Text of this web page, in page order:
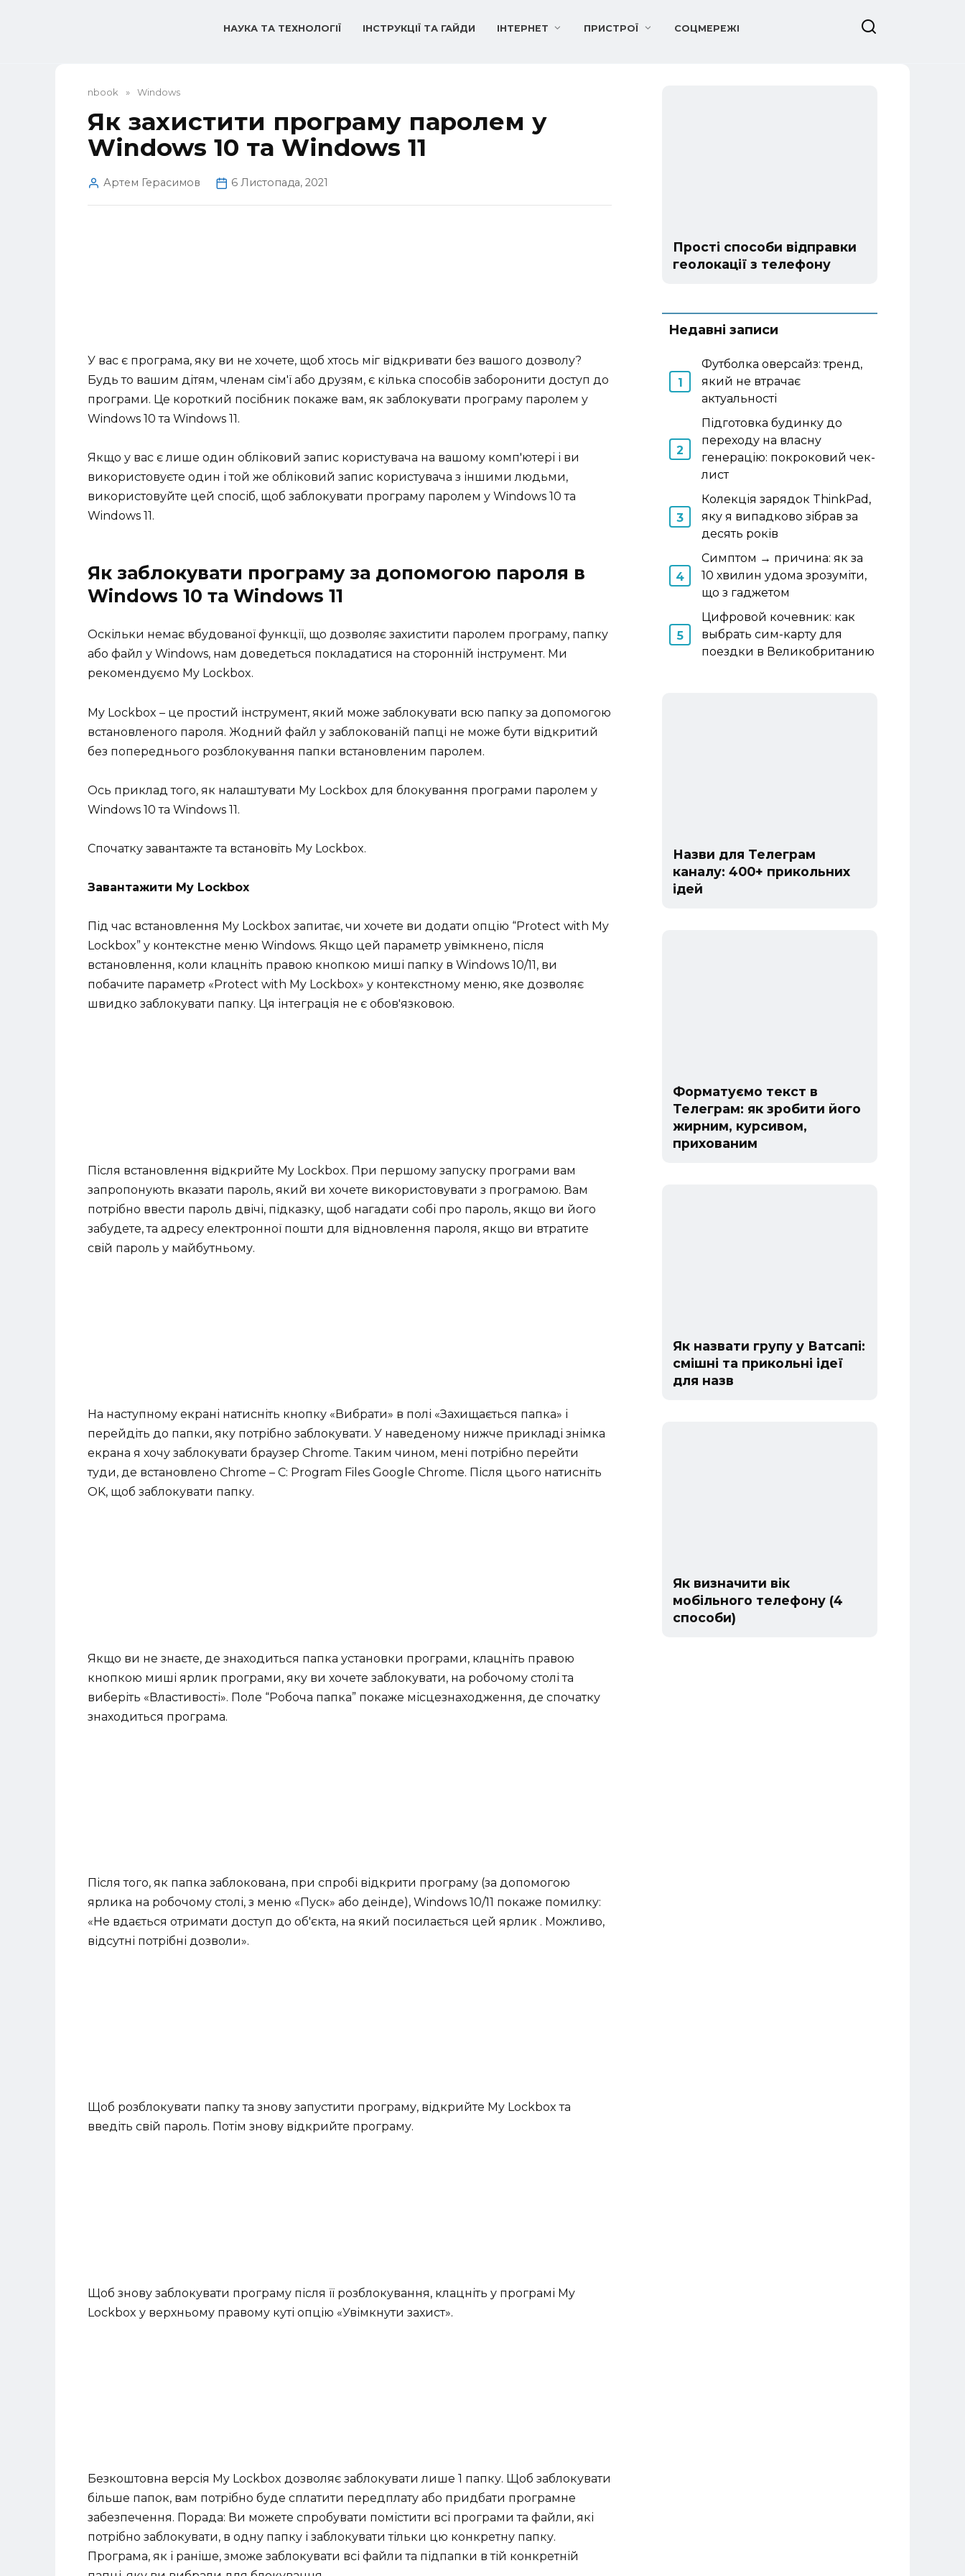
НАУКА ТА ТЕХНОЛОГІЇ ІНСТРУКЦІЇ ТА ГАЙДИ ІНТЕРНЕТ ПРИСТРОЇ СОЦМЕРЕЖІ
nbook » Windows
Як захистити програму паролем у
Windows 10 та Windows 11
Артем Герасимов 6 Листопада, 2021
У вас є програма, яку ви не хочете, щоб хтось міг відкривати без вашого дозволу?
Будь то вашим дітям, членам сім'ї або друзям, є кілька способів заборонити доступ до
програми. Це короткий посібник покаже вам, як заблокувати програму паролем у
Windows 10 та Windows 11.
Якщо у вас є лише один обліковий запис користувача на вашому комп'ютері і ви
використовуєте один і той же обліковий запис користувача з іншими людьми,
використовуйте цей спосіб, щоб заблокувати програму паролем у Windows 10 та
Windows 11.
Як заблокувати програму за допомогою пароля в
Windows 10 та Windows 11
Оскільки немає вбудованої функції, що дозволяє захистити паролем програму, папку
або файл у Windows, нам доведеться покладатися на сторонній інструмент. Ми
рекомендуємо My Lockbox.
My Lockbox – це простий інструмент, який може заблокувати всю папку за допомогою
встановленого пароля. Жодний файл у заблокованій папці не може бути відкритий
без попереднього розблокування папки встановленим паролем.
Ось приклад того, як налаштувати My Lockbox для блокування програми паролем у
Windows 10 та Windows 11.
Спочатку завантажте та встановіть My Lockbox.
Завантажити My Lockbox
Під час встановлення My Lockbox запитає, чи хочете ви додати опцію “Protect with My
Lockbox” у контекстне меню Windows. Якщо цей параметр увімкнено, після
встановлення, коли клацніть правою кнопкою миші папку в Windows 10/11, ви
побачите параметр «Protect with My Lockbox» у контекстному меню, яке дозволяє
швидко заблокувати папку. Ця інтеграція не є обов'язковою.
Після встановлення відкрийте My Lockbox. При першому запуску програми вам
запропонують вказати пароль, який ви хочете використовувати з програмою. Вам
потрібно ввести пароль двічі, підказку, щоб нагадати собі про пароль, якщо ви його
забудете, та адресу електронної пошти для відновлення пароля, якщо ви втратите
свій пароль у майбутньому.
На наступному екрані натисніть кнопку «Вибрати» в полі «Захищається папка» і
перейдіть до папки, яку потрібно заблокувати. У наведеному нижче прикладі знімка
екрана я хочу заблокувати браузер Chrome. Таким чином, мені потрібно перейти
туди, де встановлено Chrome – C: Program Files Google Chrome. Після цього натисніть
OK, щоб заблокувати папку.
Якщо ви не знаєте, де знаходиться папка установки програми, клацніть правою
кнопкою миші ярлик програми, яку ви хочете заблокувати, на робочому столі та
виберіть «Властивості». Поле “Робоча папка” покаже місцезнаходження, де спочатку
знаходиться програма.
Після того, як папка заблокована, при спробі відкрити програму (за допомогою
ярлика на робочому столі, з меню «Пуск» або деінде), Windows 10/11 покаже помилку:
«Не вдається отримати доступ до об'єкта, на який посилається цей ярлик . Можливо,
відсутні потрібні дозволи».
Щоб розблокувати папку та знову запустити програму, відкрийте My Lockbox та
введіть свій пароль. Потім знову відкрийте програму.
Щоб знову заблокувати програму після її розблокування, клацніть у програмі My
Lockbox у верхньому правому куті опцію «Увімкнути захист».
Безкоштовна версія My Lockbox дозволяє заблокувати лише 1 папку. Щоб заблокувати
більше папок, вам потрібно буде сплатити передплату або придбати програмне
забезпечення. Порада: Ви можете спробувати помістити всі програми та файли, які
потрібно заблокувати, в одну папку і заблокувати тільки цю конкретну папку.
Програма, як і раніше, зможе заблокувати всі файли та підпапки в тій конкретній
Прості способи відправки
геолокації з телефону
Недавні записи
Футболка оверсайз: тренд,
який не втрачає
актуальності
Підготовка будинку до
переходу на власну
генерацію: покроковий чек-
лист
Колекція зарядок ThinkPad,
яку я випадково зібрав за
десять років
Симптом → причина: як за
10 хвилин удома зрозуміти,
що з гаджетом
Цифровой кочевник: как
выбрать сим-карту для
поездки в Великобританию
Назви для Телеграм
каналу: 400+ прикольних
ідей
Форматуємо текст в
Телеграм: як зробити його
жирним, курсивом,
прихованим
Як назвати групу у Ватсапі:
смішні та прикольні ідеї
для назв
Як визначити вік
мобільного телефону (4
способи)